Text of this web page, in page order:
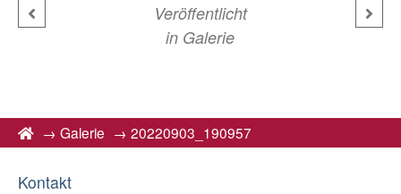
Veröffentlicht
in Galerie
→ Galerie → 20220903_190957
Kontakt